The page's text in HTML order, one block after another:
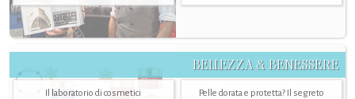
BELLEZZA & BENESSERE
Il laboratorio di cosmetici
Pelle dorata e protetta? Il segreto